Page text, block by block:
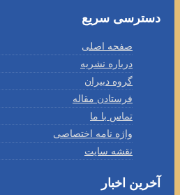
دسترسی سریع
صفحه اصلی
درباره نشریه
گروه دبیران
فرستادن مقاله
تماس با ما
واژه نامه اختصاصی
نقشه سایت
آخرین اخبار